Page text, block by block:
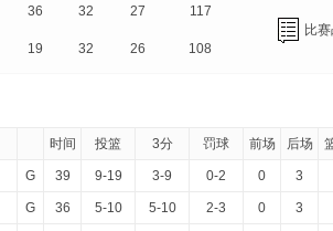
36 32 27 117
19 32 26 108
比
时间 投篮 3分 罚球 前场 后场
G 39 9-19 3-9 0-2 0 3
G 36 5-10 5-10 2-3 0 3